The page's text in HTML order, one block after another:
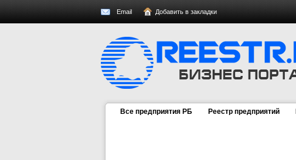
Email Добавить в закладки
Все предприятия РБ Реестр предприятий